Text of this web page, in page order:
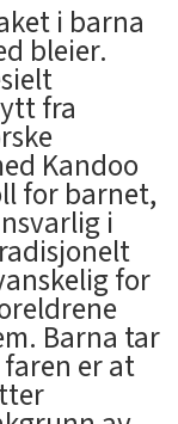
i barna
bleier.
fra
Kandoo
for barnet,
i
for
Barna tar
er at